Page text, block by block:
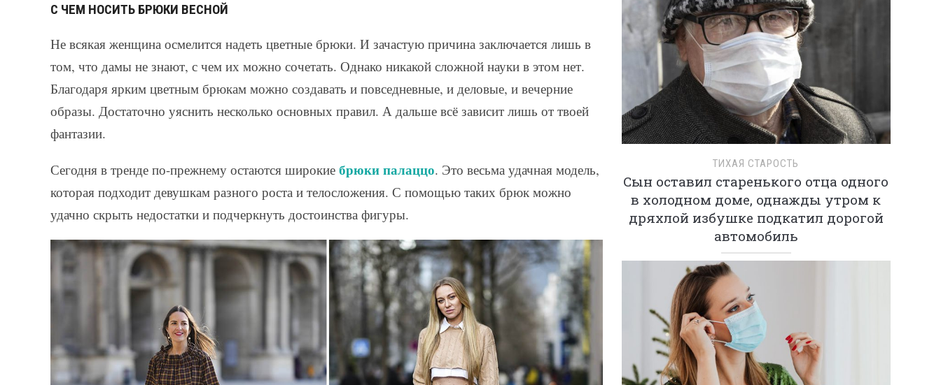
С ЧЕМ НОСИТЬ БРЮКИ ВЕСНОЙ
Не всякая женщина осмелится надеть цветные брюки. И зачастую причина заключается лишь в
том, что дамы не знают, с чем их можно сочетать. Однако никакой сложной науки в этом нет.
Благодаря ярким цветным брюкам можно создавать и повседневные, и деловые, и вечерние
образы. Достаточно уяснить несколько основных правил. А дальше всё зависит лишь от твоей
фантазии.
Сегодня в тренде по-прежнему остаются широкие брюки палаццо. Это весьма удачная модель,
которая подходит девушкам разного роста и телосложения. С помощью таких брюк можно
удачно скрыть недостатки и подчеркнуть достоинства фигуры.
ТИХАЯ СТАРОСТЬ
Сын оставил старенького отца одного
в холодном доме, однажды утром к
дряхлой избушке подкатил дорогой
автомобиль